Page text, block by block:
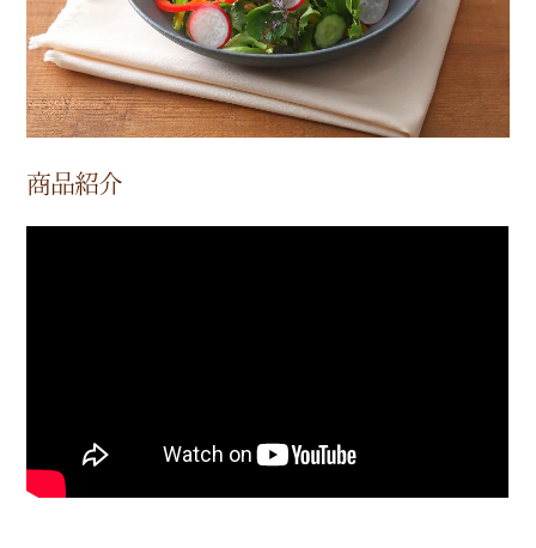
商品紹介